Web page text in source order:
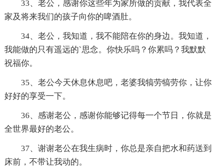
33、老公，感谢你这些年为家所做的贡献，我代表全
家及将来我们的孩子向你的啤酒肚。
34、老公，我知道，我不能陪在你的身边。我知道，
我能做的只有遥远的`思念。你快乐吗？你累吗？我默默
祝福你。
35、老公今天休息休息吧，老婆我犒劳犒劳你，让你
好好的享受一下。
36、感谢老公，感谢你能够记得每一个节日，你就是
全世界最好的老公。
37、谢谢老公在我生病时，你总是亲自把水和药送到
床前，不带让我动的。